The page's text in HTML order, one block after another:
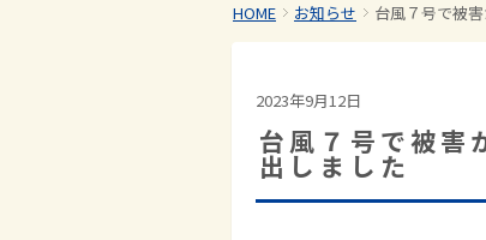
HOME お知らせ 台風７号で被
2023年9月12日
台風７号で被害
出しました